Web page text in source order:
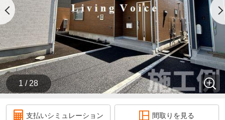
1 / 28
支払いシミュレーション 間取りを見る